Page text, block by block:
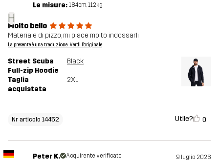
H
Le misure: 184cm, 112kg
Molto bello
Materiale di pizzo, mi piace molto indossarli
La presente è una traduzione. Verdi l'originale
Street Scuba
Full-zip Hoodie
Black
Taglia
acquistata
2XL
Nr articolo 14452 Utile? 0
Peter K. Acquirente verificato 9 luglio 2026